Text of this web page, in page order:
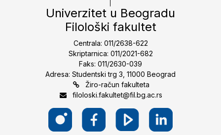
Univerzitet u Beogradu
Filološki fakultet
Centrala: 011/2638-622
Skriptarnica: 011/2021-682
Faks: 011/2630-039
Adresa: Studentski trg 3, 11000 Beograd
Žiro-račun fakulteta
filoloski.fakultet@fil.bg.ac.rs